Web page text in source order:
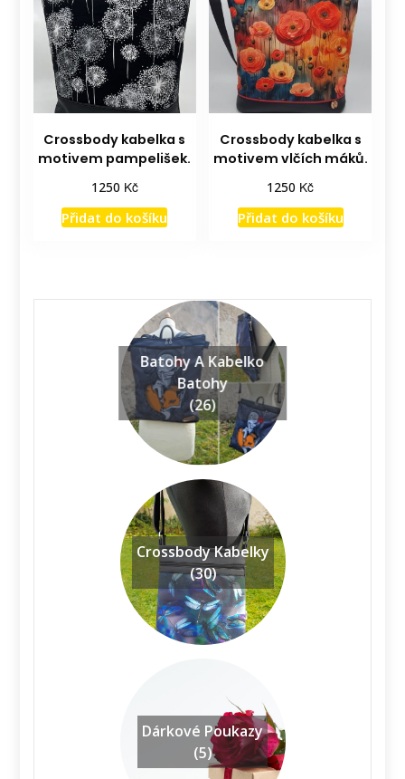
Crossbody kabelka s
motivem pampelišek.
1250 Kč
Přidat do košíku
Crossbody kabelka s
motivem vlčích máků.
1250 Kč
Přidat do košíku
Batohy A Kabelko
Batohy
(26)
Crossbody Kabelky
(30)
Dárkové Poukazy
(5)